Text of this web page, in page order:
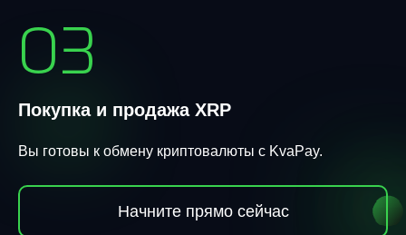
03
Покупка и продажа XRP
Вы готовы к обмену криптовалюты с KvaPay.
Начните прямо сейчас